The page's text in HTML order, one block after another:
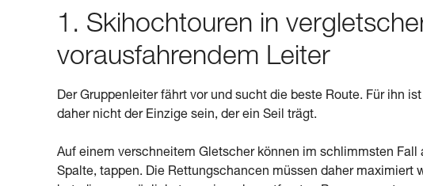
1. Skihochtouren in
vorausfahrendem Leiter
Der Gruppenleiter fährt vor und sucht die beste Route. Für ihn
daher nicht der Einzige sein, der ein Seil trägt.
Auf einem verschneitem Gletscher können im schlimmsten
Spalte, tappen. Die Rettungschancen müssen daher maximiert